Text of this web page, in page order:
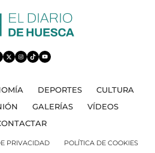
DEPORTES
CULTURA
GALERÍAS
VÍDEOS
PRIVACIDAD POLÍTICA DE COOKIES